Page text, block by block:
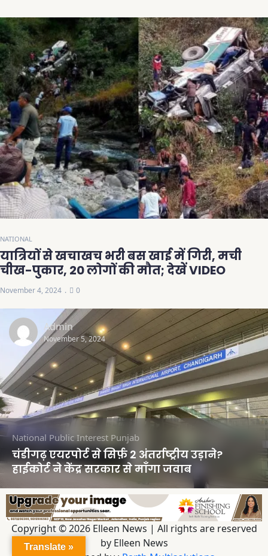
NATIONAL
यात्रियों से खचाखच भरी बस खाई में गिरी, मची
चीख-पुकार, 20 लोगों की मौत; देखें VIDEO
November 4, 2024 0
Admin
November 5, 2024
National Public Interest Punjab
चंडीगढ़ एयरपोर्ट से सिर्फ़ 2 अंतर्राष्ट्रीय उड़ाने?
हाईकोर्ट ने केंद्र सरकार से माँगा जवाब
Copyright © 2026 Elleen News | All rights are reserved
by Elleen News
Translate »